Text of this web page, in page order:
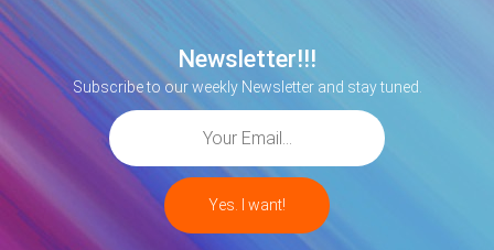
Newsletter!!!
Subscribe to our weekly Newsletter and stay tuned.